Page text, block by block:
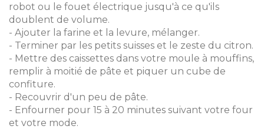
robot ou le fouet électrique jusqu'à ce qu'ils
doublent de volume.
- Ajouter la farine et la levure, mélanger.
- Terminer par les petits suisses et le zeste du citron.
- Mettre des caissettes dans votre moule à mouffins,
remplir à moitié de pâte et piquer un cube de
confiture.
- Recouvrir d'un peu de pâte.
- Enfourner pour 15 à 20 minutes suivant votre four
et votre mode.